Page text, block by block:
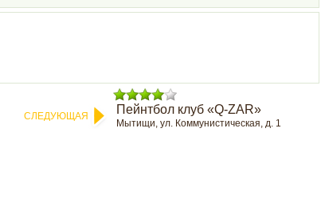
СЛЕДУЮЩАЯ Пейнтбол клуб «Q-ZAR»
Мытищи, ул. Коммунистическая, д. 1